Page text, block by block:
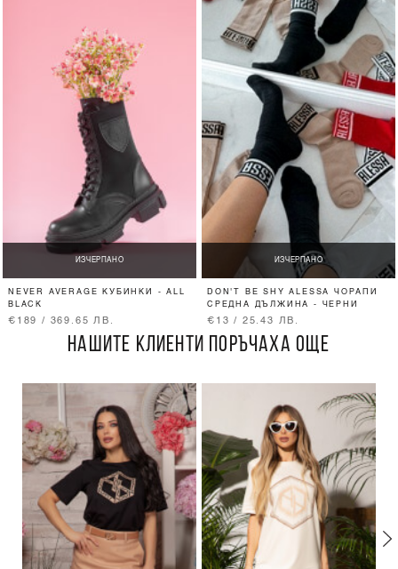
ИЗЧЕРПАНО
NEVER AVERAGE КУБИНКИ - ALL
BLACK
€189 / 369.65 ЛВ.
ИЗЧЕРПАНО
DON'T BE SHY ALESSA ЧОРАПИ
СРЕДНА ДЪЛЖИНА - ЧЕРНИ
€13 / 25.43 ЛВ.
НАШИТЕ КЛИЕНТИ ПОРЪЧАХА ОЩЕ